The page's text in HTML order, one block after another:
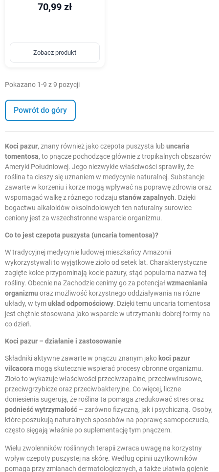
70,99 zł
Zobacz produkt
Pokazano 1-9 z 9 pozycji
Powrót do góry
Koci pazur, znany również jako czepota puszysta lub uncaria
tomentosa, to pnącze pochodzące głównie z tropikalnych obszarów
Ameryki Południowej. Jego niezwykłe właściwości sprawiły, że
roślina ta cieszy się uznaniem w medycynie naturalnej. Substancje
zawarte w korzeniu i korze mogą wpływać na poprawę zdrowia oraz
wspomagać walkę z różnego rodzaju stanów zapalnych. Dzięki
bogactwu alkaloidów oksoindolowych ten naturalny surowiec
ceniony jest za wszechstronne wsparcie organizmu.
Co to jest czepota puszysta (uncaria tomentosa)?
W tradycyjnej medycynie ludowej mieszkańcy Amazonii
wykorzystywali to wyjątkowe zioło od setek lat. Charakterystyczne
zagięte kolce przypominają kocie pazury, stąd popularna nazwa tej
rośliny. Obecnie na Zachodzie cenimy go za potencjałwzmacniania
organizmu oraz możliwość korzystnego oddziaływania na różne
układy, w tymukład odpornościowy. Dzięki temu uncaria tomentosa
jest chętnie stosowana jako wsparcie w utrzymaniu dobrej formy na
co dzień.
Koci pazur – działanie i zastosowanie
Składniki aktywne zawarte w pnączu znanym jako koci pazur
vilcacora mogą skutecznie wspierać procesy obronne organizmu.
Zioło to wykazuje właściwości przeciwzapalne, przeciwwirusowe,
przeciwgrzybicze oraz przeciwbakteryjne. Co więcej, liczne
doniesienia sugerują, że roślina ta pomaga zredukować stres oraz
podnieść wytrzymałość – zarówno fizyczną, jak i psychiczną. Osoby,
które poszukują naturalnych sposobów na poprawę samopoczucia,
często sięgają właśnie po suplementację tym pnączem.
Wielu zwolenników roślinnych terapii zwraca uwagę na korzystny
wpływ czepoty puszystej na skórę. Według opinii użytkowników
pomaga przy zmianach dermatologicznych, a także ułatwia gojenie